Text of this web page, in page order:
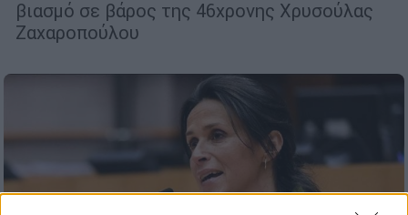
βιασμό σε βάρος της 46χρονης Χρυσούλας
Ζαχαροπούλου